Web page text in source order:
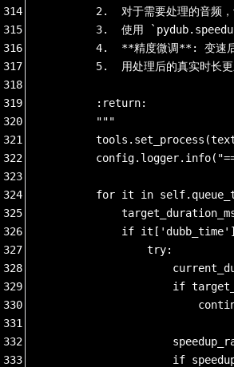
2.  对于需要处理的音频，
3.  使用
4.  **精度微调**: 变速
5.  用处理后的真实时长
        :return:
        """
for it in
if
                try:
if
if
314
315
316
317
318
319
320
321
322
323
324
325
326
327
328
329
330
331
332
333